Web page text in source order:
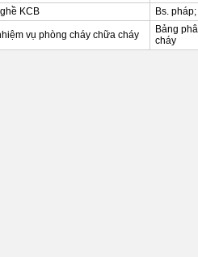
KCB Bs.
vụ phòng cháy chữa cháy
Bảng
cháy